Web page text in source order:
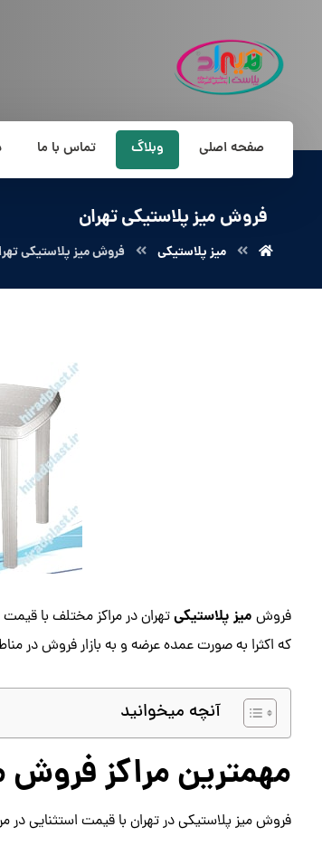
صفحه اصلی وبلاگ تماس با ما
فروش میز پلاستیکی تهران
میز پلاستیکی فروش میز پلاستیکی
فروش میز پلاستیکیتهران در مراکز مختلف با
که اکثرا به صورت عمده عرضه و به بازار فروش در
آنچه میخوانید
مهمترین مراکز فروش
فروش میز پلاستیکی در تهران با قیمت استثنایی